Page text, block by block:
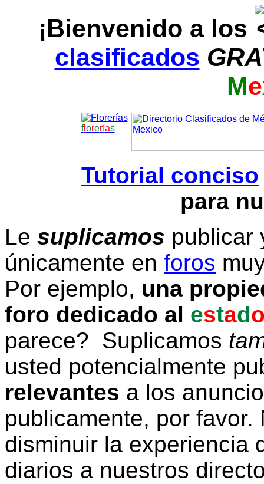
¡Bienvenido a los
clasificados
Me
florerías
Tutorial conciso
para
Le suplicamos publicar
únicamente en foros
Por ejemplo, una
foro dedicado al estad
parece? Suplicamos
usted potencialmente
relevantes a los
publicamente, por
disminuir la experiencia
diarios a nuestros